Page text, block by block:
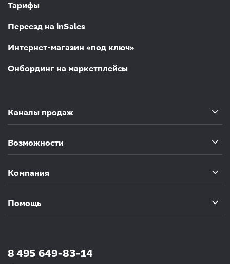
Тарифы
Переезд на inSales
Интернет-магазин «под ключ»
Онбординг на маркетплейсы
Каналы продаж
Возможности
Компания
Помощь
8 495 649-83-14